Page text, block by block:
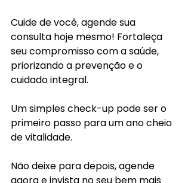
Cuide de você, agende sua
consulta hoje mesmo! Fortaleça
seu compromisso com a saúde,
priorizando a prevenção e o
cuidado integral.
Um simples check-up pode ser o
primeiro passo para um ano cheio
de vitalidade.
Não deixe para depois, agende